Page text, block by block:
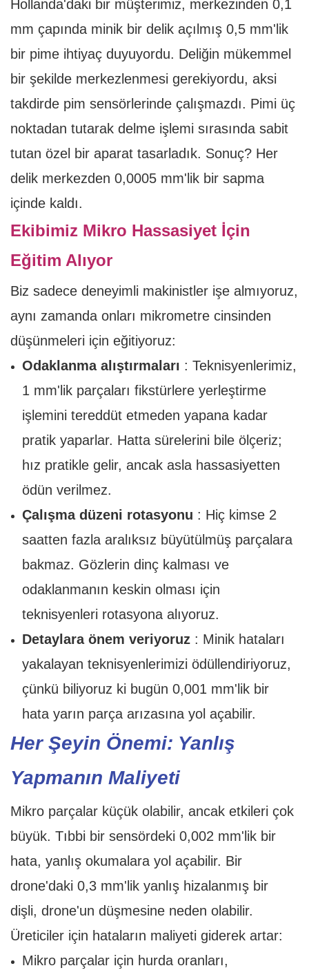
Hollanda'daki bir müşterimiz, merkezinden 0,1
mm çapında minik bir delik açılmış 0,5 mm'lik
bir pime ihtiyaç duyuyordu. Deliğin mükemmel
bir şekilde merkezlenmesi gerekiyordu, aksi
takdirde pim sensörlerinde çalışmazdı. Pimi üç
noktadan tutarak delme işlemi sırasında sabit
tutan özel bir aparat tasarladık. Sonuç? Her
delik merkezden 0,0005 mm'lik bir sapma
içinde kaldı.
Ekibimiz Mikro Hassasiyet İçin
Eğitim Alıyor
Biz sadece deneyimli makinistler işe almıyoruz,
aynı zamanda onları mikrometre cinsinden
düşünmeleri için eğitiyoruz:
Odaklanma alıştırmaları : Teknisyenlerimiz,
1 mm'lik parçaları fikstürlere yerleştirme
işlemini tereddüt etmeden yapana kadar
pratik yaparlar. Hatta sürelerini bile ölçeriz;
hız pratikle gelir, ancak asla hassasiyetten
ödün verilmez.
Çalışma düzeni rotasyonu : Hiç kimse 2
saatten fazla aralıksız büyütülmüş parçalara
bakmaz. Gözlerin dinç kalması ve
odaklanmanın keskin olması için
teknisyenleri rotasyona alıyoruz.
Detaylara önem veriyoruz: Minik hataları
yakalayan teknisyenlerimizi ödüllendiriyoruz,
çünkü biliyoruz ki bugün 0,001 mm'lik bir
hata yarın parça arızasına yol açabilir.
Her Şeyin Önemi: Yanlış
Yapmanın Maliyeti
Mikro parçalar küçük olabilir, ancak etkileri çok
büyük. Tıbbi bir sensördeki 0,002 mm'lik bir
hata, yanlış okumalara yol açabilir. Bir
drone'daki 0,3 mm'lik yanlış hizalanmış bir
dişli, drone'un düşmesine neden olabilir.
Üreticiler için hataların maliyeti giderek artar:
Mikro parçalar için hurda oranları,